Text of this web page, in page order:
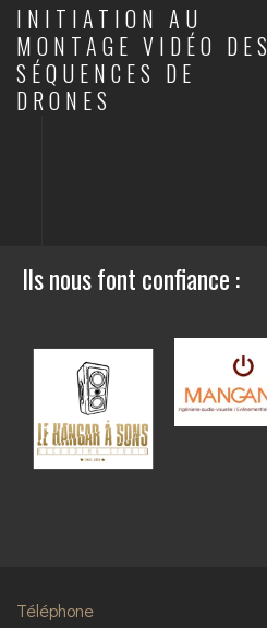
INITIATION AU
MONTAGE VIDÉO DES
SÉQUENCES DE
DRONES
Ils nous font confiance :
Téléphone